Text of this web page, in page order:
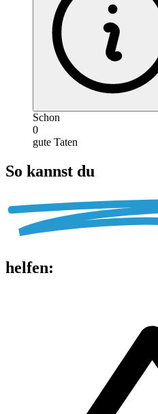
Schon
0
gute Taten
So kannst du
helfen: